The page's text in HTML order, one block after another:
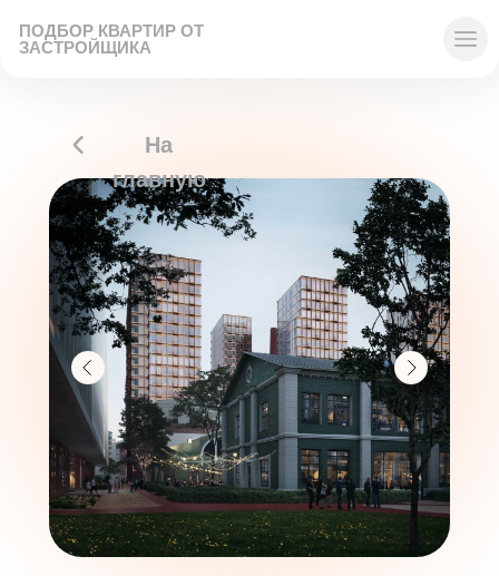
ПОДБОР КВАРТИР ОТ
ЗАСТРОЙЩИКА
На
главную